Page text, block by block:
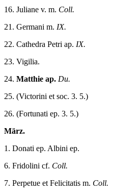
16. Juliane v. m. Coll.
21. Germani m. IX.
22. Cathedra Petri ap. IX.
23. Vigilia.
24. Matthie ap. Du.
25. (Victorini et soc. 3. 5.)
26. (Fortunati ep. 3. 5.)
März.
1. Donati ep. Albini ep.
6. Fridolini cf. Coll.
7. Perpetue et Felicitatis m. Coll.